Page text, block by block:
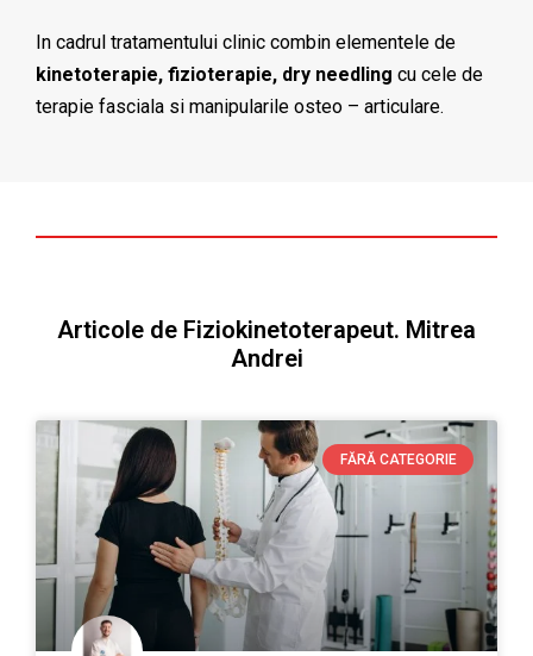
In cadrul tratamentului clinic combin elementele de
kinetoterapie, fizioterapie, dry needling cu cele de
terapie fasciala si manipularile osteo – articulare.
Articole de Fiziokinetoterapeut. Mitrea
Andrei
FĂRĂ CATEGORIE